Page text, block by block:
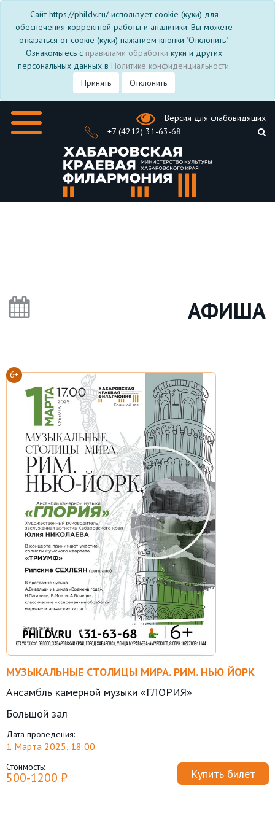
Сайт https://phildv.ru/ использует cookie (куки) для
обеспечения корректной работы и аналитики. Вы можете
отказаться от соокіе (куки) нажатием кнопки "Отклонить".
Ознакомьтесь с правилами обработки куки и других
персональных данных в Политике конфиденциальности.
Принять
Отклонить
Версия для слабовидящих
+7 (4212) 31-63-68
АФИША
6+
МУЗЫКАЛЬНЫЕ СТОЛИЦЫ МИРА. РИМ. НЬЮ ЙОРК
Ансамбль камерной музыки «ГЛОРИЯ»
Большой зал
Дата проведения:
1 Марта 2025, 18:00
Стоимость:
500-1200 ₽ Купить билет